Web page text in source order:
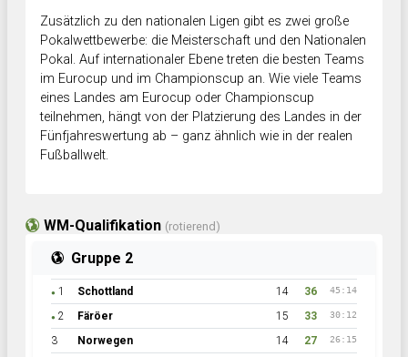
Zusätzlich zu den nationalen Ligen gibt es zwei große
Pokalwettbewerbe: die Meisterschaft und den Nationalen
Pokal. Auf internationaler Ebene treten die besten Teams
im Eurocup und im Championscup an. Wie viele Teams
eines Landes am Eurocup oder Championscup
teilnehmen, hängt von der Platzierung des Landes in der
Fünfjahreswertung ab – ganz ähnlich wie in der realen
Fußballwelt.
WM-Qualifikation (rotierend)
Gruppe 2
● 1 Schottland 14 36 45:14
● 2 Färöer 15 33 30:12
3 Norwegen 14 27 26:15